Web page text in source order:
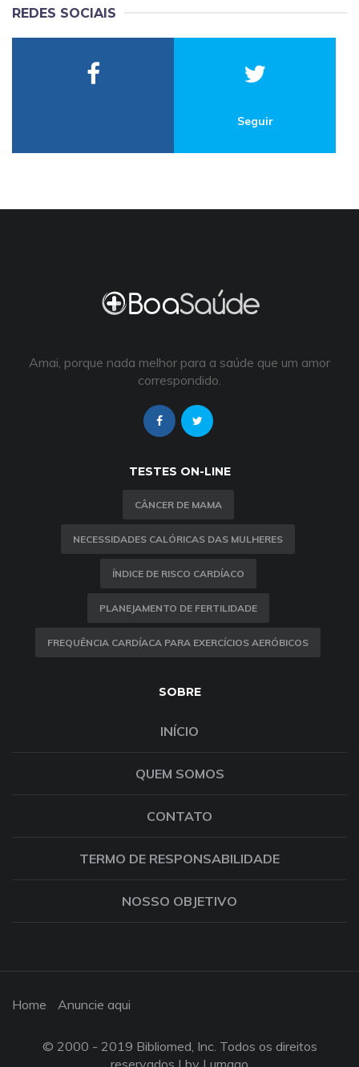
REDES SOCIAIS
Seguir
Amai, porque nada melhor para a saúde que um amor
correspondido.
TESTES ON-LINE
CÂNCER DE MAMA
NECESSIDADES CALÓRICAS DAS MULHERES
ÍNDICE DE RISCO CARDÍACO
PLANEJAMENTO DE FERTILIDADE
FREQUÊNCIA CARDÍACA PARA EXERCÍCIOS AERÓBICOS
SOBRE
INÍCIO
QUEM SOMOS
CONTATO
TERMO DE RESPONSABILIDADE
NOSSO OBJETIVO
Home Anuncie aqui
© 2000 - 2019 Bibliomed, Inc. Todos os direitos
reservados | by Lumago